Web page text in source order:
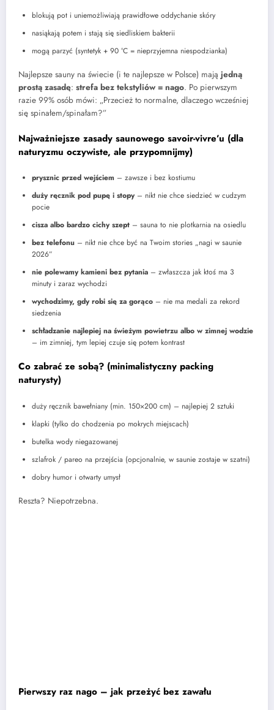
blokują pot i uniemożliwiają prawidłowe oddychanie skóry
nasiąkają potem i stają się siedliskiem bakterii
mogą parzyć (syntetyk + 90 °C = nieprzyjemna niespodzianka)
Najlepsze sauny na świecie (i te najlepsze w Polsce) mają jedną
prostą zasadę: strefa bez tekstyliów = nago. Po pierwszym
razie 99% osób mówi: „Przecież to normalne, dlaczego wcześniej
się spinałem/spinałam?”
Najważniejsze zasady saunowego savoir-vivre’u (dla
naturyzmu oczywiste, ale przypomnijmy)
prysznic przed wejściem – zawsze i bez kostiumu
duży ręcznik pod pupę i stopy– nikt nie chce siedzieć w cudzym
pocie
cisza albo bardzo cichy szept – sauna to nie plotkarnia na osiedlu
bez telefonu – nikt nie chce być na Twoim stories „nagi w saunie
2026”
nie polewamy kamieni bez pytania – zwłaszcza jak ktoś ma 3
minuty i zaraz wychodzi
wychodzimy, gdy robi się za gorąco – nie ma medali za rekord
siedzenia
schładzanie najlepiej na świeżym powietrzu albo w zimnej wodzie
– im zimniej, tym lepiej czuje się potem kontrast
Co zabrać ze sobą? (minimalistyczny packing
naturysty)
duży ręcznik bawełniany (min. 150×200 cm) – najlepiej 2 sztuki
klapki (tylko do chodzenia po mokrych miejscach)
butelka wody niegazowanej
szlafrok / pareo na przejścia (opcjonalnie, w saunie zostaje w szatni)
dobry humor i otwarty umysł
Reszta? Niepotrzebna.
Pierwszy raz nago – jak przeżyć bez zawału